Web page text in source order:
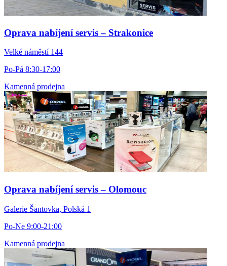
Oprava nabíjení servis – Strakonice
Velké náměstí 144
Po-Pá 8:30-17:00
Kamenná prodejna
Oprava nabíjení servis – Olomouc
Galerie Šantovka, Polská 1
Po-Ne 9:00-21:00
Kamenná prodejna